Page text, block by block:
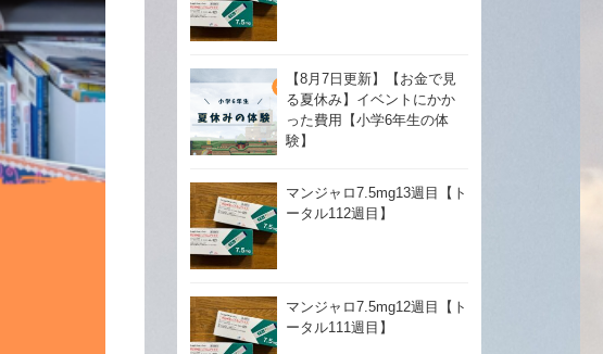
【8月7日更新】【お金で見
る夏休み】イベントにかか
った費用【小学6年生の体
験】
マンジャロ7.5mg13週目【ト
ータル112週目】
マンジャロ7.5mg12週目【ト
ータル111週目】